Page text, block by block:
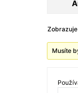
Musíte